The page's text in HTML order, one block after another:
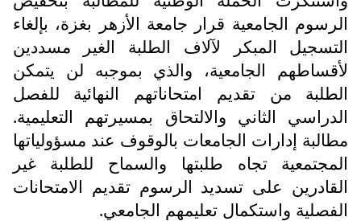
الرسوم الجامعية قرار جامعة الأزهر بغزة، بإلغاء
التسجيل المبكر لآلاف الطلبة الغير مسددين
لأقساطهم الجامعية، والذي بموجبه لن يتمكن
الطلبة من تقديم امتحاناتهم النهائية للفصل
الدراسي الثاني والالتحاق بمسيرتهم التعليمية.
مطالبة إدارات الجامعات بالوقوف عند مسؤولياتها
المجتمعية تجاه طلبتها والسماح للطلبة غير
القادرين على تسديد الرسوم تقديم الامتحانات
الفصلية واستكمال تعليمهم الجامعي.